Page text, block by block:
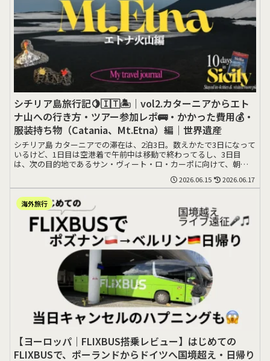
シチリア島旅行記🍋🇮🇹🏝️｜vol2.カターニアからエト
ナ山への行き方・ツアー参加レポ🚌・かかった費用💰・
服装持ち物（Catania、Mt.Etna）編｜世界遺産
シチリア島 カターニアでの滞在は、2泊3日。数えかたで3日になって
いるけど、1日目は空港着で午前中は移動で終わってるし、3日目
は、次の目的地であるサン・ヴィート・ロ・カーポに向けて、朝早
2026.06.15 2026.06.17
海外旅行
【ヨーロッパ｜FLIXBUS搭乗レビュー】はじめての
FLIXBUSで、ポーランドからドイツへ国境超え・日帰り